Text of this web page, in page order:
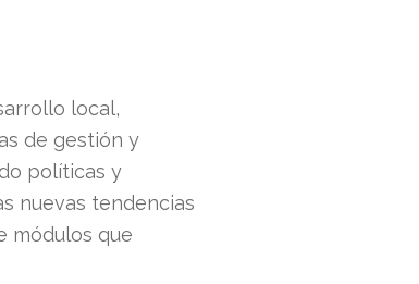
local,
de gestión y
políticas y
nuevas tendencias
módulos que